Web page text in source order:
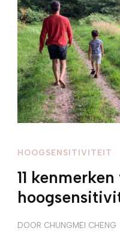
HOOGSENSITIVITEIT
11 kenmerken
DOOR CHUNGMEI CHENG